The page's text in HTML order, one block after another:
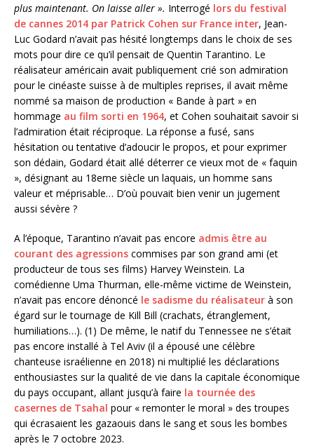
plus maintenant. On laisse aller ». Interrogé lors du festival
de cannes 2014 par Patrick Cohen sur France inter, Jean-
Luc Godard n’avait pas hésité longtemps dans le choix de ses
mots pour dire ce qu’il pensait de Quentin Tarantino. Le
réalisateur américain avait publiquement crié son admiration
pour le cinéaste suisse à de multiples reprises, il avait même
nommé sa maison de production « Bande à part » en
hommage au film sorti en 1964, et Cohen souhaitait savoir si
l’admiration était réciproque. La réponse a fusé, sans
hésitation ou tentative d’adoucir le propos, et pour exprimer
son dédain, Godard était allé déterrer ce vieux mot de « faquin
», désignant au 18eme siècle un laquais, un homme sans
valeur et méprisable… D’où pouvait bien venir un jugement
aussi sévère ?
A l’époque, Tarantino n’avait pas encore admis être au
courant des agressions commises par son grand ami (et
producteur de tous ses films) Harvey Weinstein. La
comédienne Uma Thurman, elle-même victime de Weinstein,
n’avait pas encore dénoncé le sadisme du réalisateur à son
égard sur le tournage de Kill Bill (crachats, étranglement,
humiliations…). (1) De même, le natif du Tennessee ne s’était
pas encore installé à Tel Aviv (il a épousé une célèbre
chanteuse israélienne en 2018) ni multiplié les déclarations
enthousiastes sur la qualité de vie dans la capitale économique
du pays occupant, allant jusqu’à faire la tournée des
casernes de Tsahal pour « remonter le moral » des troupes
qui écrasaient les gazaouis dans le sang et sous les bombes
après le 7 octobre 2023.